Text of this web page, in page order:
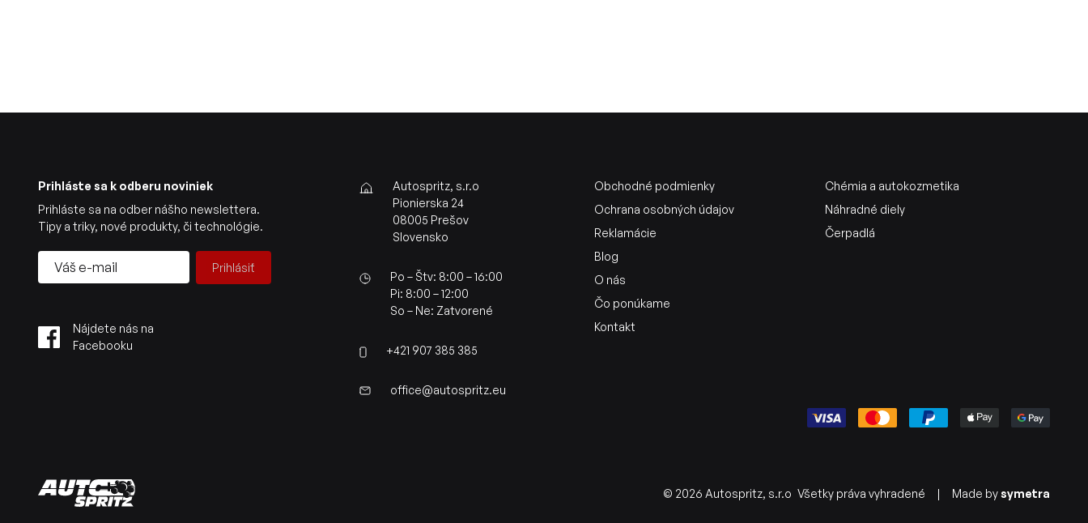
Prihláste sa k odberu noviniek
Prihláste sa na odber nášho newslettera.
Tipy a triky, nové produkty, či technológie.
Prihlásiť
Nájdete nás na
Facebooku
Autospritz, s.r.o
Pionierska 24
08005 Prešov
Slovensko
Po – Štv: 8:00 – 16:00
Pi: 8:00 – 12:00
So – Ne: Zatvorené
+421 907 385 385
office@autospritz.eu
Obchodné podmienky
Ochrana osobných údajov
Reklamácie
Blog
O nás
Čo ponúkame
Kontakt
Chémia a autokozmetika
Náhradné diely
Čerpadlá
© 2026 Autospritz, s.r.o Všetky práva vyhradené | Made bysymetra